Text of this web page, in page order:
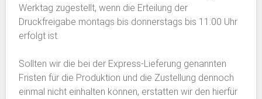
Werktag zugestellt, wenn die Erteilung der
Druckfreigabe montags bis donnerstags bis 11:00 Uhr
erfolgt ist.
Sollten wir die bei der Express-Lieferung genannten
Fristen für die Produktion und die Zustellung dennoch
einmal nicht einhalten können, erstatten wir den hierfür